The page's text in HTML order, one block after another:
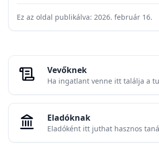
Ez az oldal publikálva: 2026. február 16.
Vevőknek
Ha ingatlant venne itt találja a
Eladóknak
Eladóként itt juthat hasznos